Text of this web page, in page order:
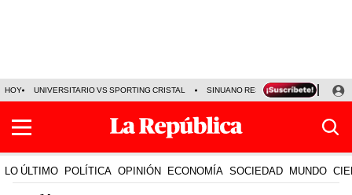
HOY UNIVERSITARIO VS SPORTING CRISTAL SINUANO RESULTADOS HOY
LO ÚLTIMO POLÍTICA OPINIÓN ECONOMÍA SOCIEDAD MUNDO